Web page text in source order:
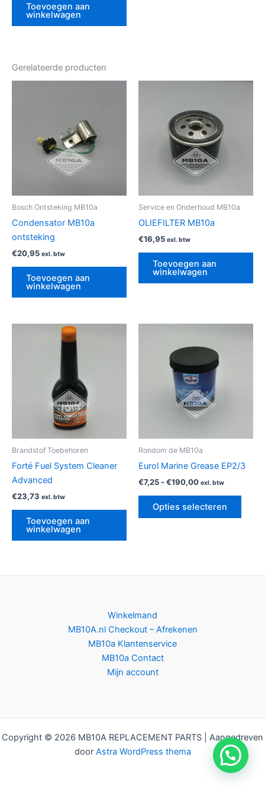
Toevoegen aan
winkelwagen
Gerelateerde producten
Bosch Ontsteking MB10a
Condensator MB10a
ontsteking
€20,95 exl. btw
Toevoegen aan
winkelwagen
Service en Onderhoud MB10a
OLIEFILTER MB10a
€16,95 exl. btw
Toevoegen aan
winkelwagen
Brandstof Toebehoren
Forté Fuel System Cleaner
Advanced
€23,73 exl. btw
Toevoegen aan
winkelwagen
Rondom de MB10a
Eurol Marine Grease EP2/3
€7,25 -€190,00
tot
€190,00
exl. btw
Opties selecteren
op
Winkelmand
MB10A.nl Checkout – Afrekenen
MB10a Klantenservice
MB10a Contact
Mijn account
Copyright © 2026 MB10A REPLACEMENT PARTS | Aangedreven
door Astra WordPress thema